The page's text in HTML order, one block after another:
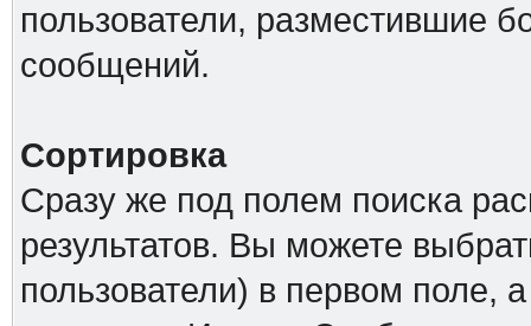
пользователи, разместившие
сообщений.
Сортировка
Сразу же под полем поиска
результатов. Вы можете
пользователи) в первом поле,